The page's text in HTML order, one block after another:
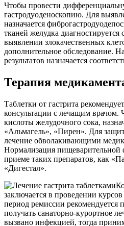
Чтобы провести
гастродуоденоскопию. Для
назначается
тканей желудка
выявлении злокачественных
дополнительное обследование.
результатов назначается
Терапия
Таблетки от гастрита
консультации с лечащим врачом.
кислоты желудочного сока,
«Альмагель», «Пирен». Для
лечение обволакивающими
Нормализация
приеме таких препаратов, как
«Дигестал».
заключается в проведении
период ремиссии рекомендуется
получать санаторно-курортное
вызвано инфекцией, тогда